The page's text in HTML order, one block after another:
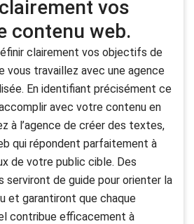
vos
contenu web.
clairement vos objectifs de
vous travaillez avec une agence
En identifiant précisément ce
avec votre contenu en
à l’agence de créer des textes,
qui répondent parfaitement à
de votre public cible. Des
serviront de guide pour orienter la
et garantiront que chaque
contribue efficacement à